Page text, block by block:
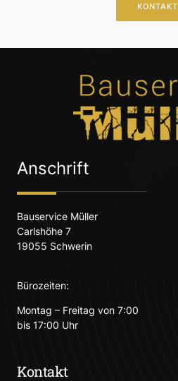
KONTAKT
Anschrift
Bauservice Müller
Carlshöhe 7
19055 Schwerin
Bürozeiten:
Montag – Freitag von 7:00
bis 17:00 Uhr
Kontakt